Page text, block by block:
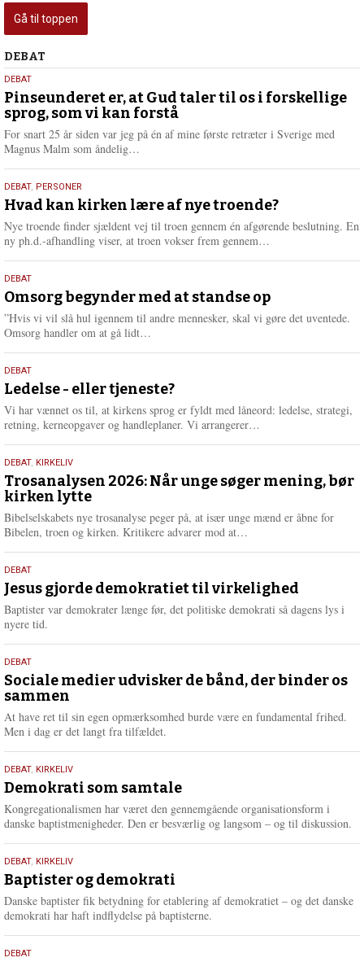
Gå til toppen
Debat
DEBAT
5.
august
2026
DEBAT
Pinseunderet er, at Gud taler til os i forskellige
sprog, som vi kan forstå
For snart 25 år siden var jeg på én af mine første retræter i Sverige med
Magnus Malm som åndelig…
e
r
e
25.
juli
2026
DEBAT, PERSONER
Hvad kan kirken lære af nye troende?
Nye troende finder sjældent vej til troen gennem én afgørende beslutning. En
ny ph.d.-afhandling viser, at troen vokser frem gennem…
e
r
e
9.
juli
2026
DEBAT
Omsorg begynder med at standse op
”Hvis vi vil slå hul igennem til andre mennesker, skal vi gøre det uventede.
Omsorg handler om at gå lidt…
e
r
e
10.
juni
2026
DEBAT
Ledelse - eller tjeneste?
Vi har vænnet os til, at kirkens sprog er fyldt med låneord: ledelse, strategi,
retning, kerneopgaver og handleplaner. Vi arrangerer…
e
2.
juni
2026
DEBAT, KIRKELIV
Trosanalysen 2026: Når unge søger mening, bør
kirken lytte
Bibelselskabets nye trosanalyse peger på, at især unge mænd er åbne for
Bibelen, troen og kirken. Kritikere advarer mod at…
e
r
18.
maj
2026
DEBAT
Jesus gjorde demokratiet til virkelighed
Baptister var demokrater længe før, det politiske demokrati så dagens lys i
nyere tid.
18.
maj
2026
DEBAT
Sociale medier udvisker de bånd, der binder os
sammen
At have ret til sin egen opmærksomhed burde være en fundamental frihed.
Men i dag er det langt fra tilfældet.
18.
maj
2026
DEBAT, KIRKELIV
Demokrati som samtale
Kongregationalismen har været den gennemgående organisationsform i
danske baptistmenigheder. Den er besværlig og langsom – og til diskussion.
18.
maj
2026
DEBAT, KIRKELIV
Baptister og demokrati
Danske baptister fik betydning for etablering af demokratiet – og det danske
demokrati har haft indflydelse på baptisterne.
18.
DEBAT